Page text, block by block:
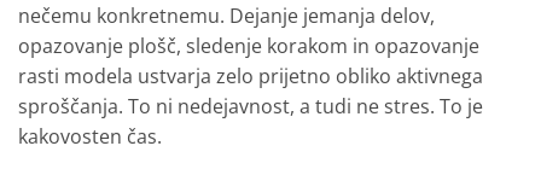
nečemu konkretnemu. Dejanje jemanja delov,
opazovanje plošč, sledenje korakom in opazovanje
rasti modela ustvarja zelo prijetno obliko aktivnega
sproščanja. To ni nedejavnost, a tudi ne stres. To je
kakovosten čas.